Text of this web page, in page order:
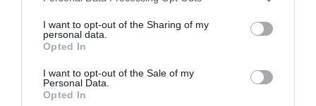
not limited to your visit or usage behaviour. You may click to
grant or deny consent to Google and its third-party tags to
use your data for below specified purposes in below Google
consent section.
I want to opt-out of the Sharing of my
personal data.
Opted In
I want to opt-out of the Sale of my
Personal Data.
Opted In
millió forintba is kerülhet. Ehhez képest az utasbiztosítás
költsége elenyésző.
mondta Besnyő Márton, a Netrisk ügyvezető igazgatója.
Az utasbiztosítások között mind a díjakban, mind a
kapcsolódó szolgáltatásokban van különbség, ezért